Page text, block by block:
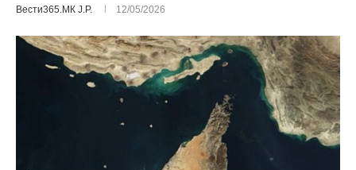
Вести365.МК Ј.Р. 12/05/2026